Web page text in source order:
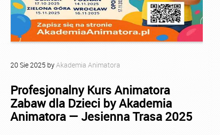
20 Sie2025 byAkademia Animatora
Profesjonalny Kurs Animatora
Zabaw dla Dzieci by Akademia
Animatora — Jesienna Trasa 2025